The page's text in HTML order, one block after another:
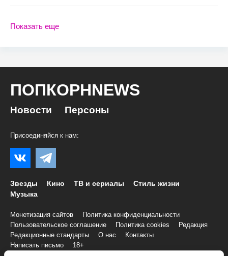
Показать еще
ПОПКОРНNEWS
Новости Персоны
Присоединяйся к нам:
Звезды Кино ТВ и сериалы
Стиль жизни
Музыка
Монетизация сайтов
Политика конфиденциальности
Пользовательское соглашение
Политика cookies
Редакция
Редакционные стандарты
О нас
Контакты
Написать письмо
18+